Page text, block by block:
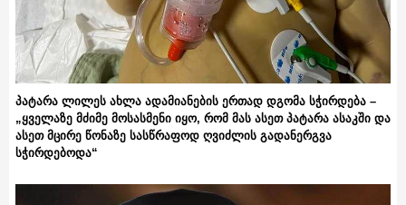
პატარა ლილეს ახლა ადამიანების ერთად დგომა სჭირდება –
„ყველაზე მძიმე მოსასმენი იყო, რომ მას ასეთ პატარა ასაკში და
ასეთ მცირე წონაზე სასწრაფოდ ღვიძლის გადანერგვა
სჭირდებოდა“